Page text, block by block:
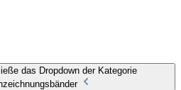
das Dropdown der Kategorie